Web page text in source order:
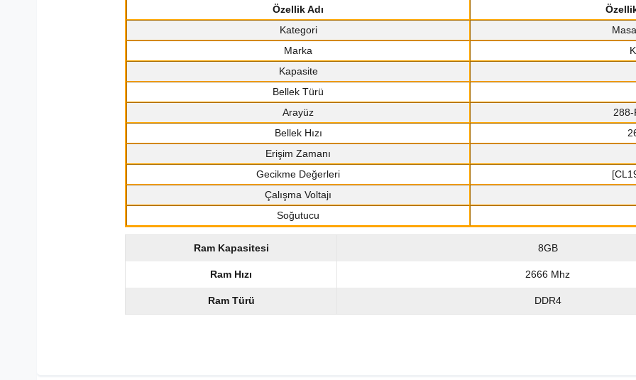
Özellik Adı
Kategori
Marka
Kapasite
Bellek Türü
Arayüz
288-
Bellek Hızı
Erişim Zamanı
Gecikme Değerleri
Çalışma Voltajı
Soğutucu
Ram Kapasitesi 8GB
Ram Hızı 2666 Mhz
Ram Türü DDR4